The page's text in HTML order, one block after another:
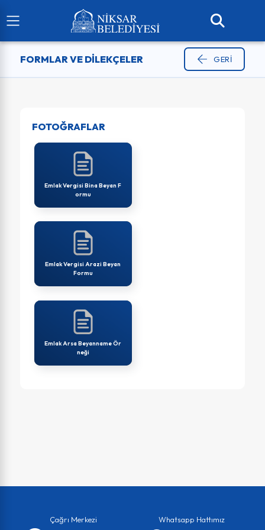
FORMLAR VE DILEKÇELER GERI
FOTOĞRAFLAR
Emlak Vergisi Bina Beyan F
ormu
Emlak Vergisi Arazi Beyan
Formu
Emlak Arsa Beyanname Ör
neği
Çağrı Merkezi Whatsapp Hattımız